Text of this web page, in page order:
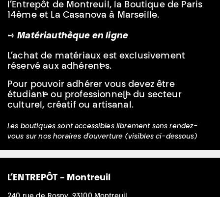
l’Entrepôt de Montreuil, la Boutique de Paris
14ème et La Casanova à Marseille.
➺Matériauthèque en ligne
L’achat de matériaux est exclusivement
réservé aux adhérent·es.
Pour pouvoir adhérer vous devez être
étudiant·e ou professionnel·le du secteur
culturel, créatif ou artisanal.
Les boutiques sont accessibles librement sans rendez-
vous sur nos horaires d'ouverture (visibles ci-dessous)
L’ENTREPÔT - Montreuil